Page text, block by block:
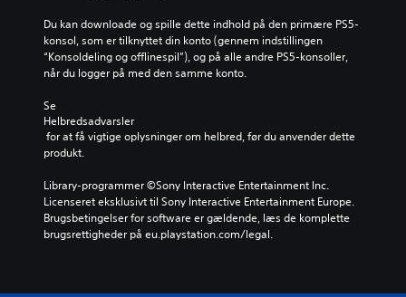
Du kan downloade og spille dette indhold på den primære PS5-
konsol, som er tilknyttet din konto (gennem indstillingen
“Konsoldeling og offlinespil”), og på alle andre PS5-konsoller,
når du logger på med den samme konto.
Se
Helbredsadvarsler
produkt.
Library-programmer ©Sony Interactive Entertainment Inc.
Licenseret eksklusivt til Sony Interactive Entertainment Europe.
Brugsbetingelser for software er gældende, læs de komplette
brugsrettigheder på eu.playstation.com/legal.